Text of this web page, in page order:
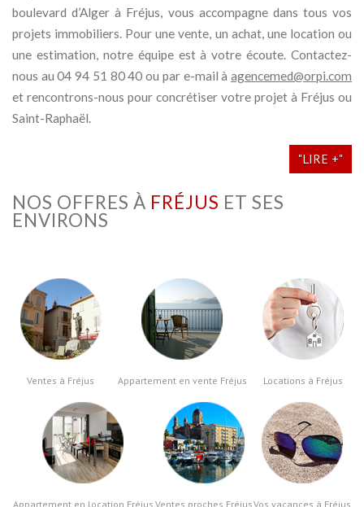
boulevard d’Alger à Fréjus, vous accompagne dans tous vos
projets immobiliers. Pour une vente, un achat, une location ou
une estimation, notre équipe est à votre écoute. Contactez-
nous au 04 94 51 80 40 ou par e-mail à agencemed@orpi.com
et rencontrons-nous pour concrétiser votre projet à Fréjus ou
Saint-Raphaël.
"LIRE +"
NOS OFFRES À FRÉJUS ET SES
ENVIRONS
Ventes à Fréjus Appartement en vente Fréjus Locations à Fréjus
Appartement en location Fréjus Ventes proches FréjusVos vacances à Fréjus